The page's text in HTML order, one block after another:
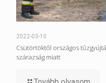
2022-03-10
Csütörtöktől országos
szárazság miatt